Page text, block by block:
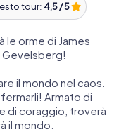
tour: 4,5 / 5
le orme di James
Gevelsberg!
il mondo nel caos.
Armato di
di coraggio, troverà
il mondo.